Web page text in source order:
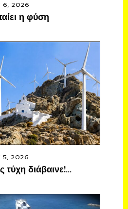
6, 2026
η φύση
5, 2026
τύχη διάβαινε!…